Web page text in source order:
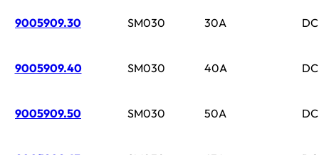
9005909.30 SM030 30A
9005909.40 SM030 40A
9005909.50 SM030 50A